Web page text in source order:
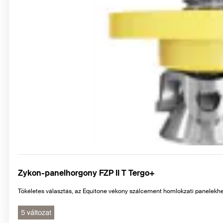
Zykon-panelhorgony FZP II T Tergo+
Tökéletes választás, az Equitone vékony szálcement homlokzati
5 változat